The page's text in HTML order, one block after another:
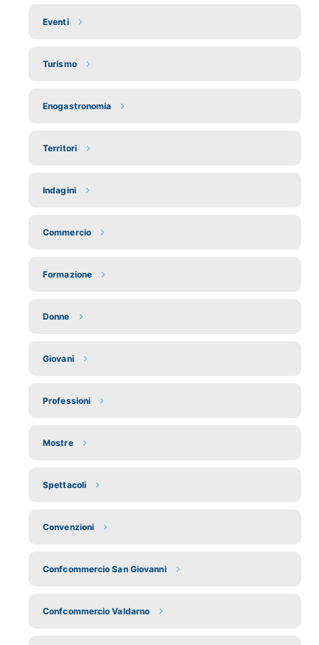
Eventi
Turismo
Enogastronomia
Territori
Indagini
Commercio
Formazione
Donne
Giovani
Professioni
Mostre
Spettacoli
Convenzioni
Confcommercio San Giovanni
Confcommercio Valdarno